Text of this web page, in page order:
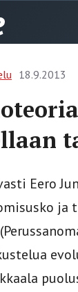
18.9.2013
Eero
ja